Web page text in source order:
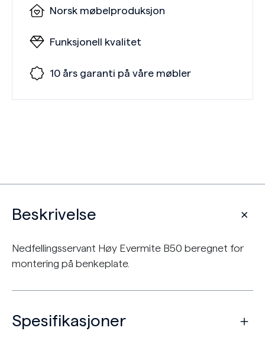
Norsk møbelproduksjon
Funksjonell kvalitet
10 års garanti på våre møbler
Beskrivelse
Nedfellingsservant Høy Evermite B50 beregnet for
montering på benkeplate.
Spesifikasjoner